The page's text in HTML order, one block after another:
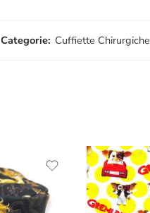
Categorie: Cuffiette Chirurgiche